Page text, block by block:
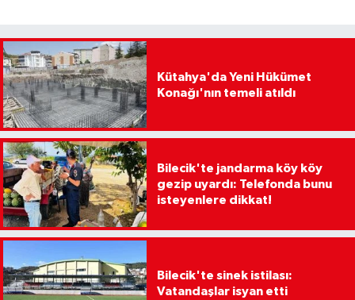
Kütahya'da Yeni Hükümet
Konağı'nın temeli atıldı
Bilecik'te jandarma köy köy
gezip uyardı: Telefonda bunu
isteyenlere dikkat!
Bilecik'te sinek istilası:
Vatandaşlar isyan etti